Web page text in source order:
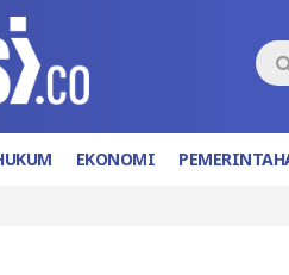
EKONOMI